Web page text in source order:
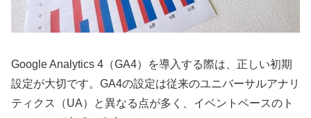
Google Analytics 4（GA4）を導入する際は、正しい初期
設定が大切です。GA4の設定は従来のユニバーサルアナリ
ティクス（UA）と異なる点が多く、イベントベースのト